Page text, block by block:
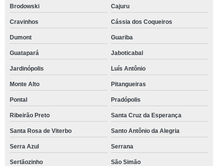
Brodowski Cajuru
Cravinhos Cássia dos Coqueiros
Dumont Guariba
Guatapará Jaboticabal
Jardinópolis Luís Antônio
Monte Alto Pitangueiras
Pontal Pradópolis
Ribeirão Preto Santa Cruz da Esperança
Santa Rosa de Viterbo Santo Antônio da Alegria
Serra Azul Serrana
Sertãozinho São Simão